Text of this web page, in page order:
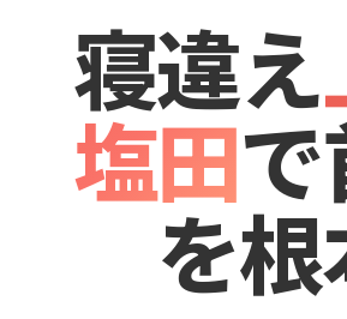
寝違え
塩田
を